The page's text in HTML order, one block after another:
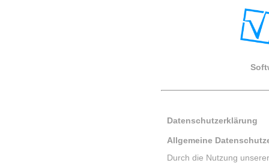
Datenschutzerklärung
Allgemeine
Durch die Nutzung